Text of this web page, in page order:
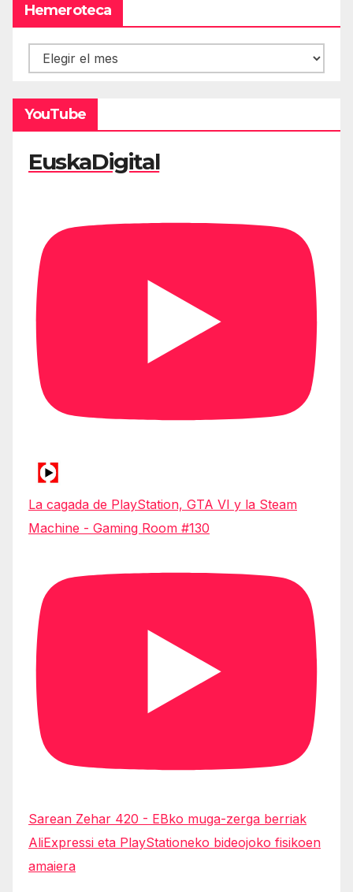
Hemeroteca
Hemeroteca
YouTube
EuskaDigital
La cagada de PlayStation, GTA VI y la Steam
Machine - Gaming Room #130
Sarean Zehar 420 - EBko muga-zerga berriak
AliExpressi eta PlayStationeko bideojoko fisikoen
amaiera